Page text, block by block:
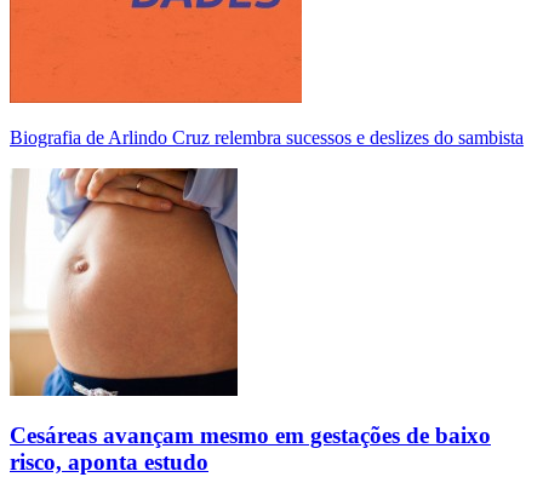
Biografia de Arlindo Cruz relembra sucessos e deslizes do sambista
Cesáreas avançam mesmo em gestações de baixo
risco, aponta estudo